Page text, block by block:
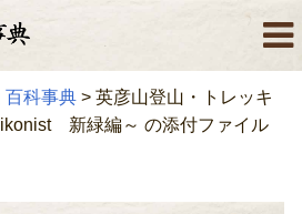
百科事典 > 英彦山登山・トレッキ
新緑編～ の添付ファイル